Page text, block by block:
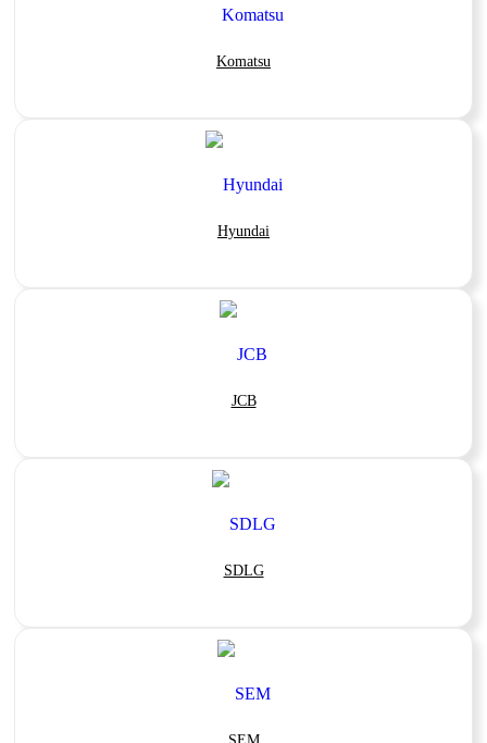
Komatsu
Hyundai
JCB
SDLG